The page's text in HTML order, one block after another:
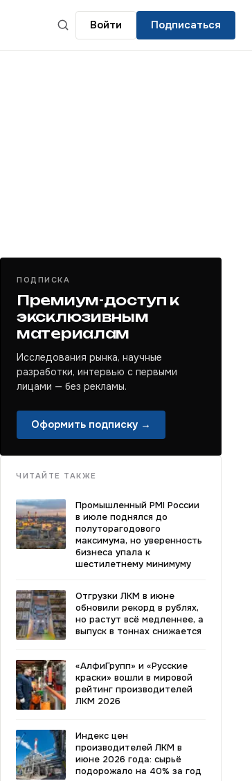
Войти Подписаться
ПОДПИСКА
Премиум-доступ к
эксклюзивным
материалам
Исследования рынка, научные
разработки, интервью с первыми
лицами — без рекламы.
Оформить подписку →
ЧИТАЙТЕ ТАКЖЕ
Промышленный PMI России
в июле поднялся до
полуторагодового
максимума, но уверенность
бизнеса упала к
шестилетнему минимуму
Отгрузки ЛКМ в июне
обновили рекорд в рублях,
но растут всё медленнее, а
выпуск в тоннах снижается
«АлфиГрупп» и «Русские
краски» вошли в мировой
рейтинг производителей
ЛКМ 2026
Индекс цен
производителей ЛКМ в
июне 2026 года: сырьё
подорожало на 40% за год